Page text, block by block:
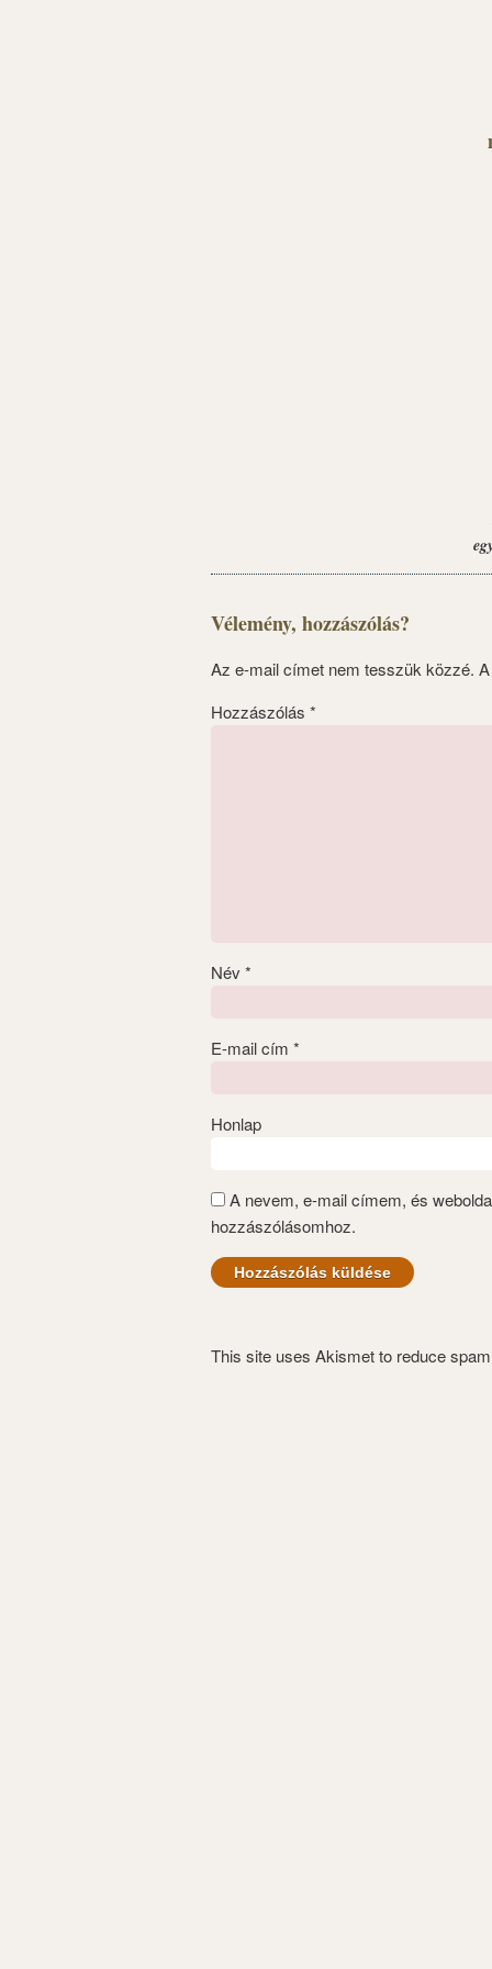
Vélemény, hozzászólás?
Az e-mail címet nem tesszük közzé.
Hozzászólás *
Név *
E-mail cím *
Honlap
A nevem, e-mail címem, és
hozzászólásomhoz.
This site uses Akismet to reduce